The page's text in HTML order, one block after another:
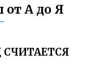
от А до Я
СЧИТАЕТСЯ